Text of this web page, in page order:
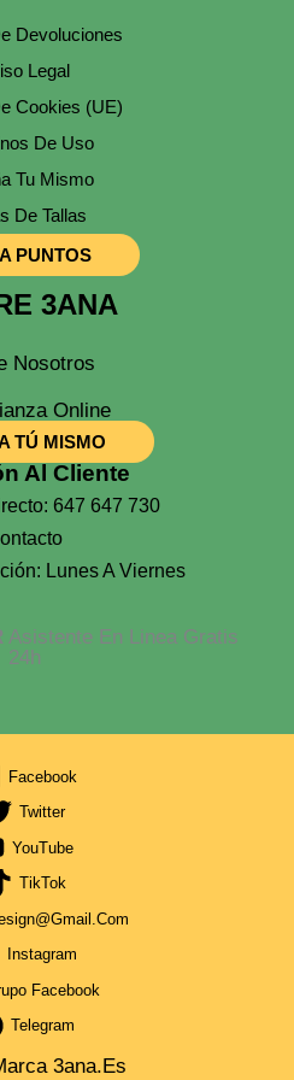
Devoluciones
Legal
Cookies (UE)
De Uso
Tu Mismo
De Tallas
PUNTOS
3ANA
Nosotros
TÚ MISMO
Al Cliente
647 647 730
Lunes A Viernes
Asistente En Linea Gratis
24h
Facebook
Twitter
YouTube
TikTok
Instagram
Facebook
Telegram